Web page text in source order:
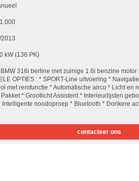
2013
kW (136 PK)
316i berline met zuinige 1.6i benzine motor
OPTIES : * SPORT-Line uitvoering *
met remfunctie * Automatische airco * Licht en
* Grootlicht Assistent * Interieurlijsten
Intelligente noodoproep * Bluetooth * Donkere
contacteer ons